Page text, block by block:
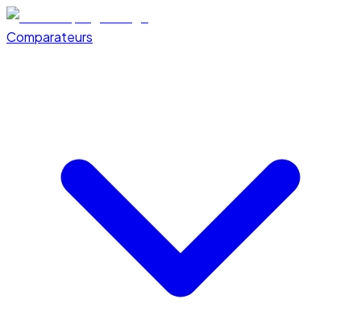
Comparateurs